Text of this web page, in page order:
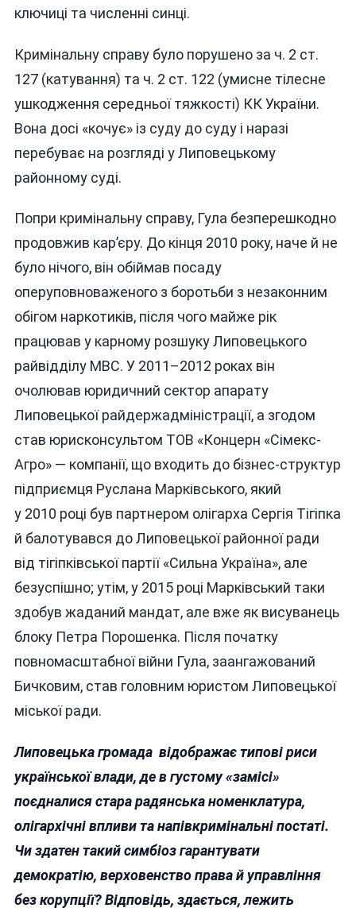
ключиці та численні синці.
Кримінальну справу було порушено за ч. 2 ст.
127 (катування) та ч. 2 ст. 122 (умисне тілесне
ушкодження середньої тяжкості) КК України.
Вона досі «кочує» із суду до суду і наразі
перебуває на розгляді у Липовецькому
районному суді.
Попри кримінальну справу, Гула безперешкодно
продовжив кар’єру. До кінця 2010 року, наче й не
було нічого, він обіймав посаду
оперуповноваженого з боротьби з незаконним
обігом наркотиків, після чого майже рік
працював у карному розшуку Липовецького
райвідділу МВС. У 2011–2012 роках він
очолював юридичний сектор апарату
Липовецької райдержадміністрації, а згодом
став юрисконсультом ТОВ «Концерн «Сімекс-
Агро» — компанії, що входить до бізнес-структур
підприємця Руслана Марківського, який
у 2010 році був партнером олігарха Сергія Тігіпка
й балотувався до Липовецької районної ради
від тігіпківської партії «Сильна Україна», але
безуспішно; утім, у 2015 році Марківський таки
здобув жаданий мандат, але вже як висуванець
блоку Петра Порошенка. Після початку
повномасштабної війни Гула, заангажований
Бичковим, став головним юристом Липовецької
міської ради.
Липовецька громада відображає типові риси
української влади, де в густому «замісі»
поєдналися стара радянська номенклатура,
олігархічні впливи та напівкримінальні постаті.
Чи здатен такий симбіоз гарантувати
демократію, верховенство права й управління
без корупції? Відповідь, здається, лежить